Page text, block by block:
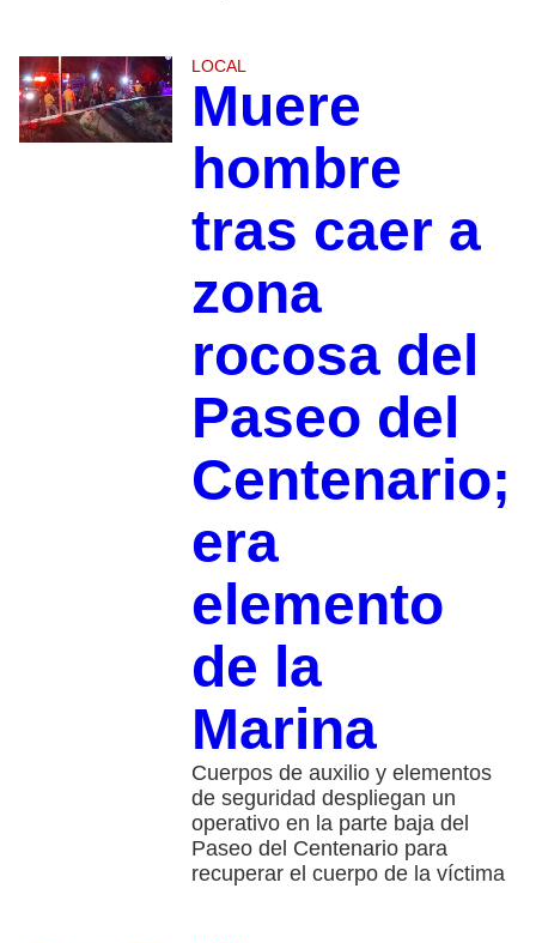
LOCAL
Muere
hombre
tras caer a
zona
rocosa del
Paseo del
Centenario;
era
elemento
de la
Marina
Cuerpos de auxilio y elementos
de seguridad despliegan un
operativo en la parte baja del
Paseo del Centenario para
recuperar el cuerpo de la víctima